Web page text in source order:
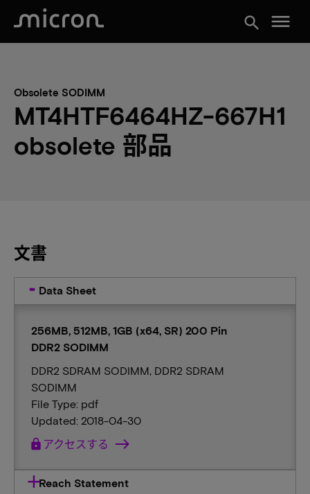
search menu
Obsolete SODIMM
MT4HTF6464HZ-667H1
obsolete 部品
文書
Data Sheet
256MB, 512MB, 1GB (x64, SR) 200 Pin
DDR2 SODIMM
DDR2 SDRAM SODIMM, DDR2 SDRAM
SODIMM
File Type: pdf
Updated: 2018-04-30
lock アクセスする
Reach Statement